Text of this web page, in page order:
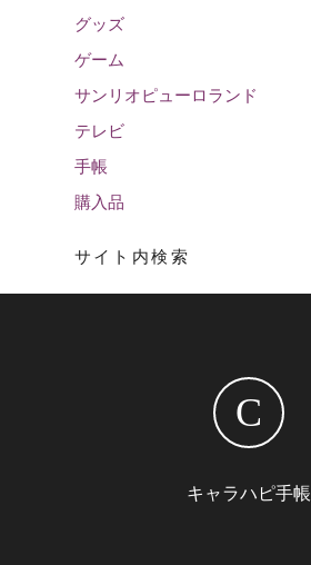
グッズ
ゲーム
サンリオピューロランド
テレビ
手帳
購入品
サイト内検索
C
キャラハピ手帳